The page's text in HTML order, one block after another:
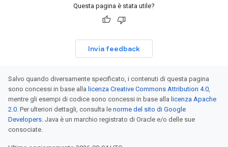
Questa pagina è stata utile?
Invia feedback
Salvo quando diversamente specificato, i contenuti di questa pagina
sono concessi in base alla licenza Creative Commons Attribution 4.0,
mentre gli esempi di codice sono concessi in base alla licenza Apache
2.0. Per ulteriori dettagli, consulta le norme del sito di Google
Developers. Java è un marchio registrato di Oracle e/o delle sue
consociate.